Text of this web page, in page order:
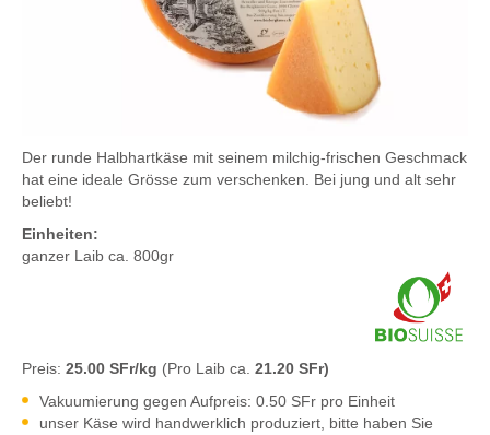
Der runde Halbhartkäse mit seinem milchig-frischen Geschmack
hat eine ideale Grösse zum verschenken. Bei jung und alt sehr
beliebt!
Einheiten:
ganzer Laib ca. 800gr
Preis: 25.00 SFr/kg (Pro Laib ca. 21.20 SFr)
Vakuumierung gegen Aufpreis: 0.50 SFr pro Einheit
unser Käse wird handwerklich produziert, bitte haben Sie